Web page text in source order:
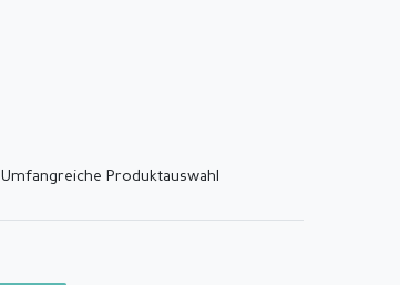
Umfangreiche Produktauswahl